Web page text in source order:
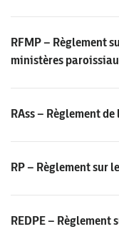
RFMP – Règlement
ministères
RAss – Règlement de
RP – Règlement sur
REDPE – Règlement